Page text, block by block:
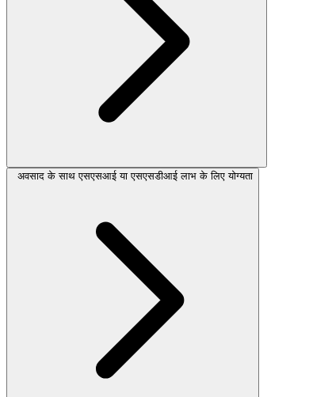
अवसाद के साथ एसएसआई या एसएसडीआई लाभ के लिए योग्यता